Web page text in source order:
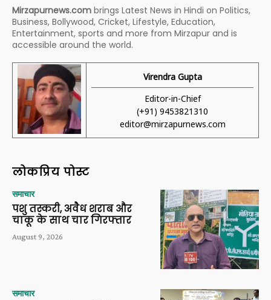
Mirzapurnews.com brings Latest News in Hindi on Politics,
Business, Bollywood, Cricket, Lifestyle, Education,
Entertainment, sports and more from Mirzapur and is
accessible around the world.
Virendra Gupta
Editor-in-Chief
(+91) 9453821310
editor@mirzapurnews.com
लोकप्रिय पोस्ट
समाचार
पशु तस्करी, अवैध शराब और
चाकू के साथ चार गिरफ्तार
August 9, 2026
समाचार